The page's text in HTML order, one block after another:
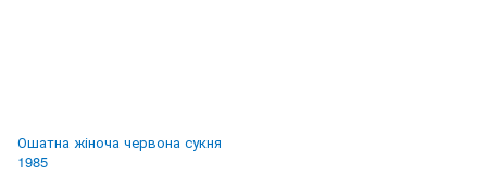
Ошатна жіноча червона сукня
1985